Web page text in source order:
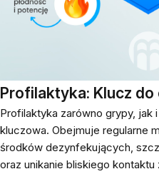
Profilaktyka: Klucz do
Profilaktyka zarówno grypy, jak
kluczowa. Obejmuje regularne
środków dezynfekujących,
oraz unikanie bliskiego